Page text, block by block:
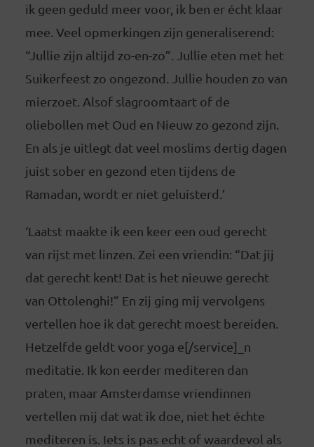
ik geen geduld meer voor, ik ben er écht klaar
mee. Veel opmerkingen zijn generaliserend:
“Jullie zijn altijd zo-en-zo”. Jullie eten met het
Suikerfeest zo ongezond. Jullie houden zo van
mierzoet. Alsof slagroomtaart of de
oliebollen met Oud en Nieuw zo gezond zijn.
En als je uitlegt dat veel moslims dertig dagen
juist sober en gezond eten tijdens de
Ramadan, wordt er niet geluisterd.’
‘Laatst maakte ik een keer een oud gerecht
van rijst met linzen. Zei een vriendin: “Dat jij
dat gerecht kent! Dat is het nieuwe gerecht
van Ottolenghi!” En zij ging mij vervolgens
vertellen hoe ik dat gerecht moest bereiden.
Hetzelfde geldt voor yoga e[/service]​_n
meditatie. Ik kon eerder mediteren dan
praten, maar Amsterdamse vriendinnen
vertellen mij dat wat ik doe, niet het échte
mediteren is. Iets is pas echt of waardevol als